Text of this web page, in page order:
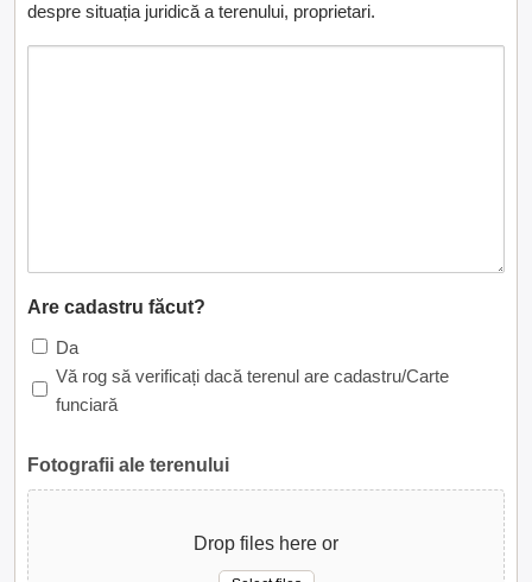
despre situația juridică a terenului, proprietari.
Are cadastru făcut?
Da
Vă rog să verificați dacă terenul are cadastru/Carte
funciară
Fotografii ale terenului
Drop files here or